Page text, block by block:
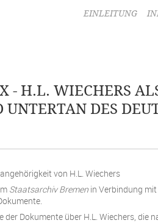
EINLEITUNG
- H.L. WIECHERS
UNTERTAN DES
von H.L. Wiechers
Staatsarchiv Bremen in Verbindung
Dokumente über H.L. Wiechers, die